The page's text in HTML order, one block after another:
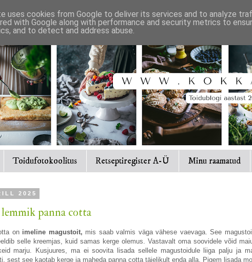
Toidufotokoolitus Retseptiregister A-Ü Minu raamatud
2025
panna cotta
on imeline magustoit, mis saab valmis väga vähese vaevaga. See
selle kreemjas, kuid samas kerge olemus. Vastavalt oma soovidele võid
marju. Kusjuures, ma ei soovita lisada sellele magustoidule liiga palju ja
sest see kaotab kerge ja maheda panna cotta täielikult enda alla. Pigem lisada
uses cookies from Google to deliver its services and to analyze
with Google along with performance and security metrics to
and to detect and address abuse.